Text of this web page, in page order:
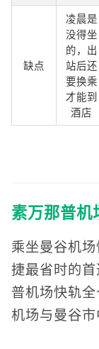
缺点
凌晨是
没得坐
的，出
站后还
要换乘
才能到
酒店
素万那普机
乘坐曼谷机
捷最省时的
普机场快轨
机场与曼谷市